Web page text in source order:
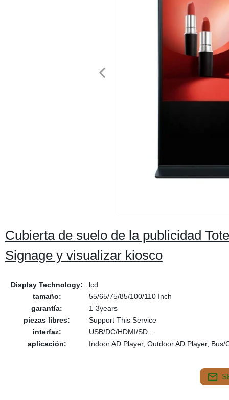
Cubierta de suelo de la publicidad
Signage y visualizar kiosco
Display Technology:
lcd
tamaño:
55/65/75/85/100/110 Inch
garantía:
1-3years
piezas libres:
Support This Service
interfaz:
USB/DC/HDMI/SD...
aplicación:
Indoor AD Player, Outdoor AD Player,